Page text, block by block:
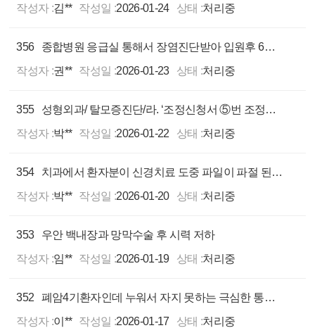
작성자 :김** 작성일 :2026-01-24 상태 :처리중
356
종합병원 응급실 통해서 장염진단받아 입원후 6일만에 패혈성쇼크로 사망하심에 따라 상담을 하고 싶습니다.
작성자 :권** 작성일 :2026-01-23 상태 :처리중
355
성형외과/ 탈모증진단/라. ‘조정신청서 ⑤번 조정신청액’의 산정내용 에 대한 문의
작성자 :박** 작성일 :2026-01-22 상태 :처리중
354
치과에서 환자분이 신경치료 도중 파일이 파절 된 부분에 대한 보상을 요구하고 있습니다.
작성자 :박** 작성일 :2026-01-20 상태 :처리중
353
우안 백내장과 망막수술 후 시력 저하
작성자 :임** 작성일 :2026-01-19 상태 :처리중
352
폐암4기환자인데 누워서 자지 못하는 극심한 통증 호소 및 폐CT상 전이 있는데도 추가 검사 미실시, 복용약 유지, 환자 극심한 고통속 사망
작성자 :이** 작성일 :2026-01-17 상태 :처리중